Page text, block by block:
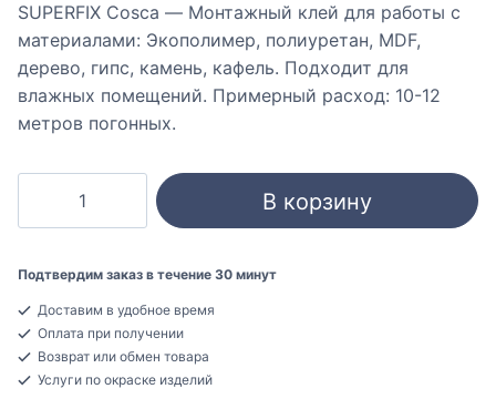
SUPERFIX Cosca — Монтажный клей для работы с
материалами: Экополимер, полиуретан, MDF,
дерево, гипс, камень, кафель. Подходит для
влажных помещений. Примерный расход: 10-12
метров погонных.
Клей
COSCA
DECOR
400
В корзину
Подтвердим заказ в течение 30 минут
Доставим в удобное время
Оплата при получении
Возврат или обмен товара
Услуги по окраске изделий